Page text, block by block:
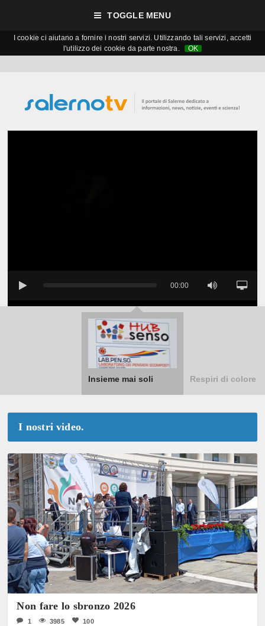
I cookie ci aiutano a fornire i nostri servizi. Utilizzando tali servizi, accetti
l'utilizzo dei cookie da parte nostra.
OK
TOGGLE MENU
00:00
Insieme mai soli Respiri di colore
I nostri video.
Non fare lo sbronzo 2026
1 3985 100